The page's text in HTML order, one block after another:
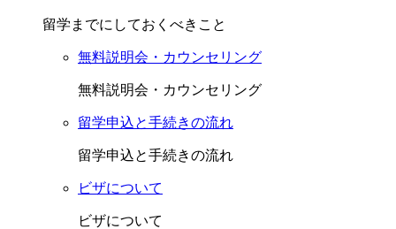
留学までにしておくべきこと
無料説明会・カウンセリング
無料説明会・カウンセリング
留学申込と手続きの流れ
留学申込と手続きの流れ
ビザについて
ビザについて